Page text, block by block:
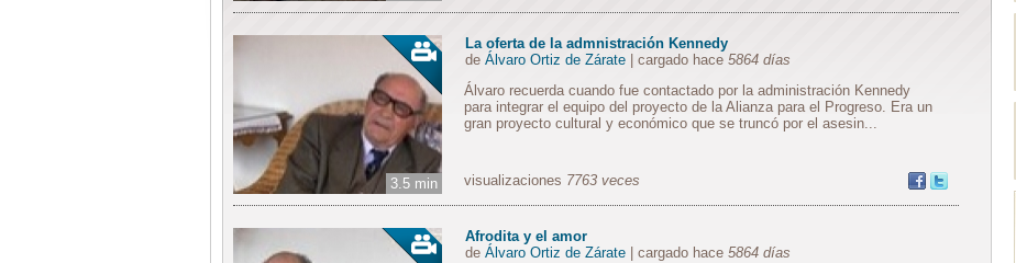
3.5 min
La oferta de la admnistración Kennedy
de Álvaro Ortiz de Zárate| cargado hace 5864 días
Álvaro recuerda cuando fue contactado por la administración Kennedy
para integrar el equipo del proyecto de la Alianza para el Progreso. Era un
gran proyecto cultural y económico que se truncó por el asesin...
visualizaciones 7763 veces
Afrodita y el amor
de Álvaro Ortiz de Zárate| cargado hace 5864 días